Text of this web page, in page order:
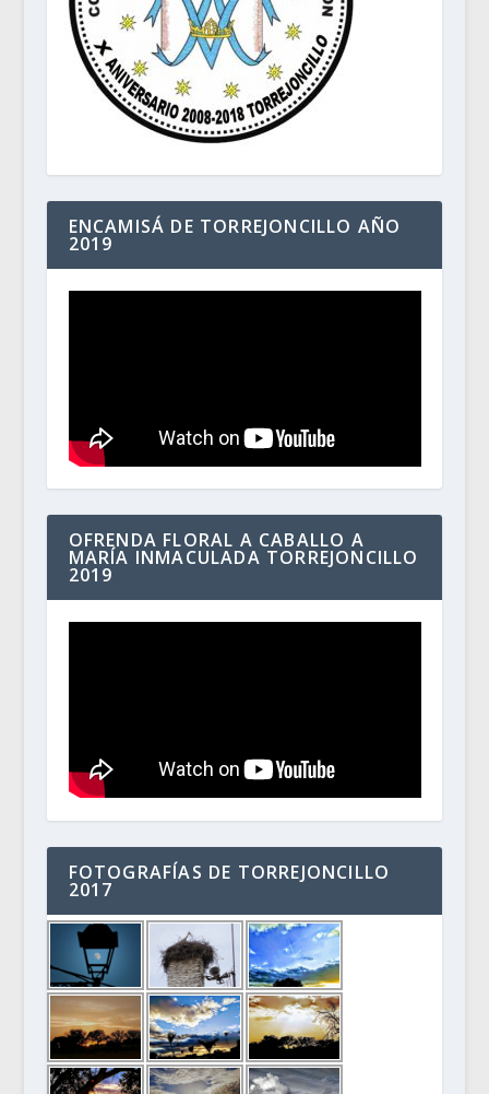
ENCAMISÁ DE TORREJONCILLO AÑO
2019
OFRENDA FLORAL A CABALLO A
MARÍA INMACULADA TORREJONCILLO
2019
FOTOGRAFÍAS DE TORREJONCILLO
2017